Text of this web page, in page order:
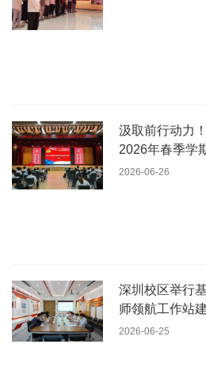
汲取前行动力
2026年春季学
2026-06-26
深圳校区举行
师领航工作站
2026-06-25